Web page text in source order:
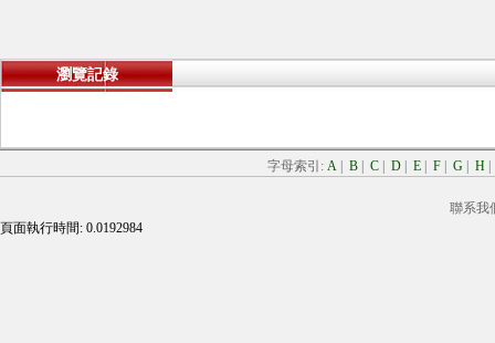
瀏覽記錄
字母索引: A B C D E F G H
聯系我
頁面執行時間: 0.0192984